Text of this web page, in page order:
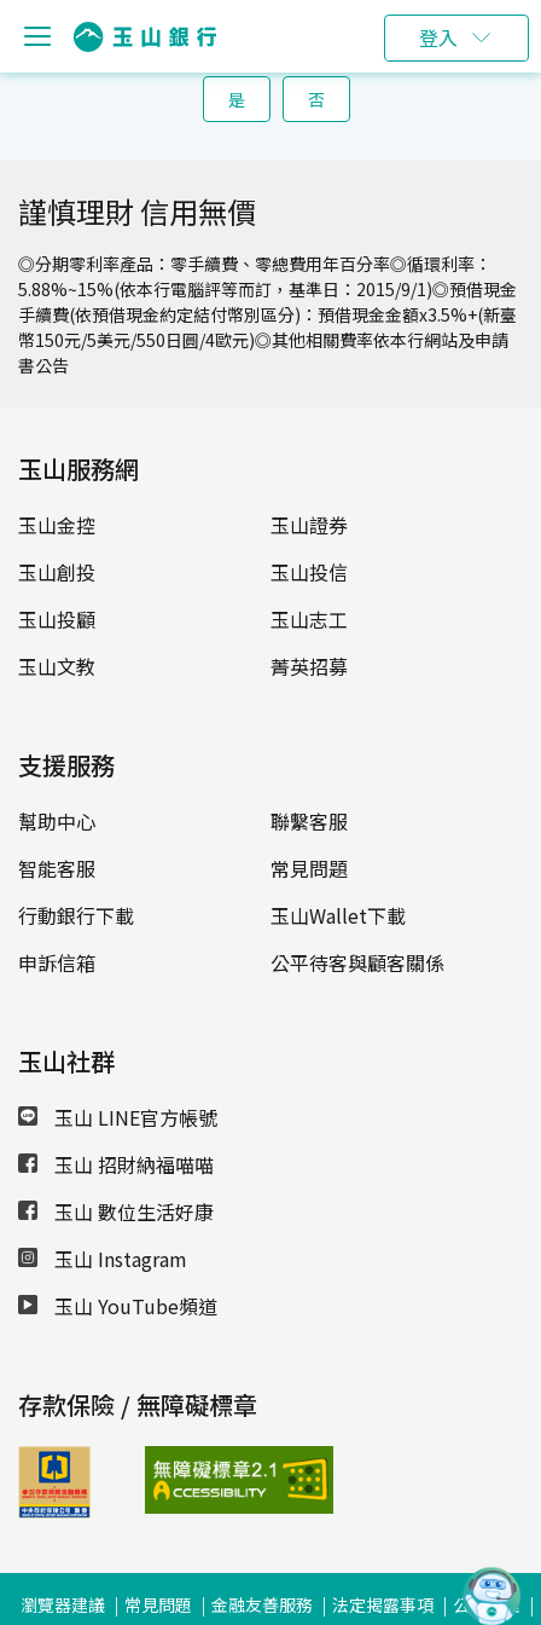
登入
請問這個說明對您是否有幫助？
是 否
謹慎理財 信用無價
◎分期零利率產品：零手續費、零總費用年百分率◎循環利率：
5.88%~15%(依本行電腦評等而訂，基準日：2015/9/1)◎預借現金
手續費(依預借現金約定結付幣別區分)：預借現金金額x3.5%+(新臺
幣150元/5美元/550日圓/4歐元)◎其他相關費率依本行網站及申請
書公告
玉山服務網
玉山金控
玉山證券
玉山創投
玉山投信
玉山投顧
玉山志工
玉山文教
菁英招募
支援服務
幫助中心
聯繫客服
智能客服
常見問題
行動銀行下載
玉山Wallet下載
申訴信箱
公平待客與顧客關係
玉山社群
玉山 LINE官方帳號
玉山 招財納福喵喵
玉山 數位生活好康
玉山 Instagram
玉山 YouTube頻道
存款保險 / 無障礙標章
瀏覽器建議 常見問題 金融友善服務 法定揭露事項 公司治理